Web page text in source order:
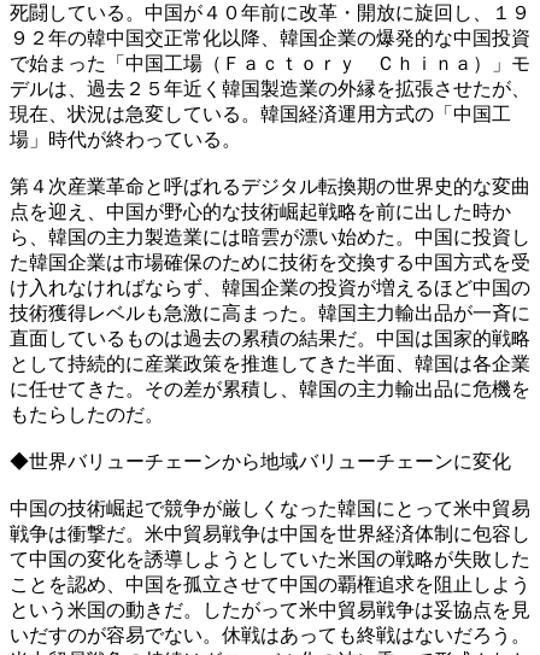
死闘している。中国が４０年前に改革・開放に旋回し、１９
９２年の韓中国交正常化以降、韓国企業の爆発的な中国投資
で始まった「中国工場（Ｆａｃｔｏｒｙ Ｃｈｉｎａ）」モ
デルは、過去２５年近く韓国製造業の外縁を拡張させたが、
現在、状況は急変している。韓国経済運用方式の「中国工
場」時代が終わっている。
第４次産業革命と呼ばれるデジタル転換期の世界史的な変曲
点を迎え、中国が野心的な技術崛起戦略を前に出した時か
ら、韓国の主力製造業には暗雲が漂い始めた。中国に投資し
た韓国企業は市場確保のために技術を交換する中国方式を受
け入れなければならず、韓国企業の投資が増えるほど中国の
技術獲得レベルも急激に高まった。韓国主力輸出品が一斉に
直面しているものは過去の累積の結果だ。中国は国家的戦略
として持続的に産業政策を推進してきた半面、韓国は各企業
に任せてきた。その差が累積し、韓国の主力輸出品に危機を
もたらしたのだ。
◆世界バリューチェーンから地域バリューチェーンに変化
中国の技術崛起で競争が厳しくなった韓国にとって米中貿易
戦争は衝撃だ。米中貿易戦争は中国を世界経済体制に包容し
て中国の変化を誘導しようとしていた米国の戦略が失敗した
ことを認め、中国を孤立させて中国の覇権追求を阻止しよう
という米国の動きだ。したがって米中貿易戦争は妥協点を見
いだすのが容易でない。休戦はあっても終戦はないだろう。